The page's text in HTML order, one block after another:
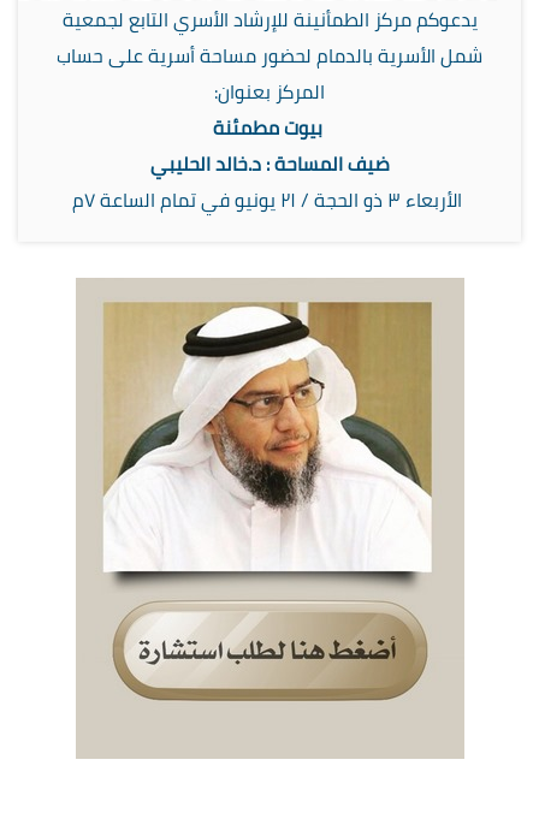
يدعوكم مركز الطمأنينة للإرشاد الأسري التابع لجمعية
شمل الأسرية بالدمام لحضور مساحة أسرية على حساب
المركز بعنوان:
بيوت مطمئنة
ضيف المساحة : د.خالد الحليبي
الأربعاء ٣ ذو الحجة / ٢١ يونيو في تمام الساعة ٧م